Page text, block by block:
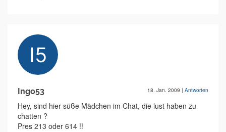
Ingo53 18. Jan. 2009 | Antworten
Hey, sind hier süße Mädchen im Chat, die lust haben zu
chatten ?
Pres 213 oder 614 !!